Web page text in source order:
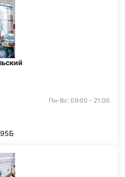
Пн-Вс: 09:00 - 21:00